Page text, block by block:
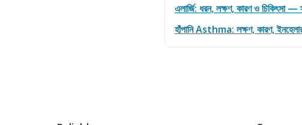
এলার্জি: ধরন, লক্ষণ, কারণ ও চিকিৎসা —
হাঁপানি Asthma: লক্ষণ, কারণ, ইনহেলার